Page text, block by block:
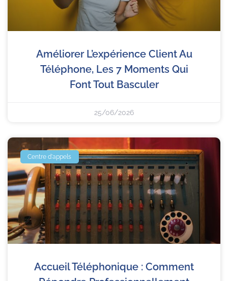
Améliorer L’expérience Client Au
Téléphone, Les 7 Moments Qui
Font Tout Basculer
25/06/2026
Centre d'appels
Accueil Téléphonique : Comment